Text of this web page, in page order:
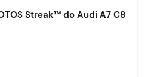
Streak™ do Audi A7 C8